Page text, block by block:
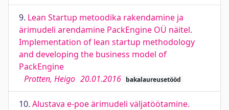
9. Lean Startup metoodika rakendamine ja
ärimudeli arendamine PackEngine OÜ näitel.
Implementation of lean startup methodology
and developing the business model of
PackEngine
Protten, Heigo 20.01.2016 bakalaureusetööd
10. Alustava e-poe ärimudeli väljatöötamine.